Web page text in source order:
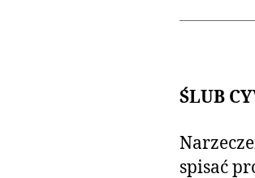
ŚLUB
spisać